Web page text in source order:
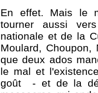
En effet. Mais le
tourner aussi
nationale et de la
Moulard, Choupon,
que deux ados
le mal et
goût - et de la